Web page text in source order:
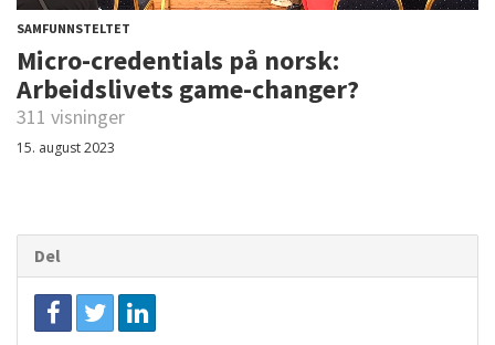
SAMFUNNSTELTET
Micro-credentials på norsk:
Arbeidslivets game-changer?
311 visninger
15. august 2023
Del